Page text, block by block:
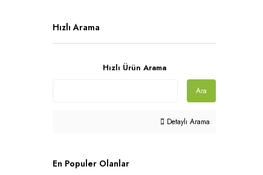
Hızlı Arama
Hızlı Ürün Arama
Ara
Detaylı Arama
En Populer Olanlar